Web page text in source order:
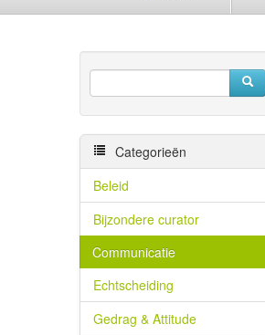
Categorieën
Beleid
Bijzondere curator
Communicatie
Echtscheiding
Gedrag & Attitude